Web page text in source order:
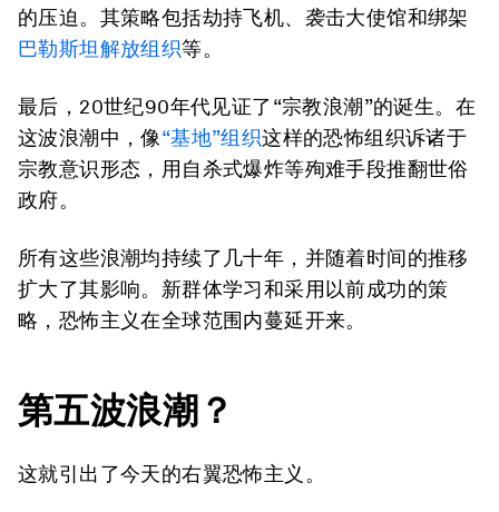
的压迫。其策略包括劫持飞机、袭击大使馆和绑架
巴勒斯坦解放组织等。
最后，20世纪90年代见证了“宗教浪潮”的诞生。在
这波浪潮中，像“基地”组织这样的恐怖组织诉诸于
宗教意识形态，用自杀式爆炸等殉难手段推翻世俗
政府。
所有这些浪潮均持续了几十年，并随着时间的推移
扩大了其影响。新群体学习和采用以前成功的策
略，恐怖主义在全球范围内蔓延开来。
第五波浪潮？
这就引出了今天的右翼恐怖主义。